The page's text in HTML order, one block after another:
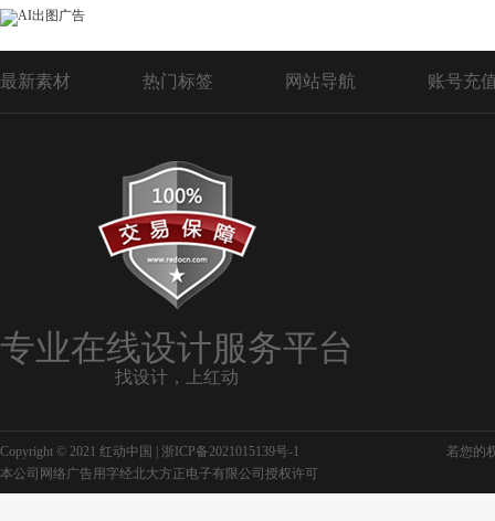
幼儿园课程表
舞蹈课程表 课程表模板下载
高中课程表模板
创意课程表
培训班课程表
最新素材 热门标签 网站导航 账号充
专业在线设计服务平台
找设计，上红动
Copyright © 2021 红动中国 | 浙ICP备2021015139号-1
若您的
本公司网络广告用字经北大方正电子有限公司授权许可